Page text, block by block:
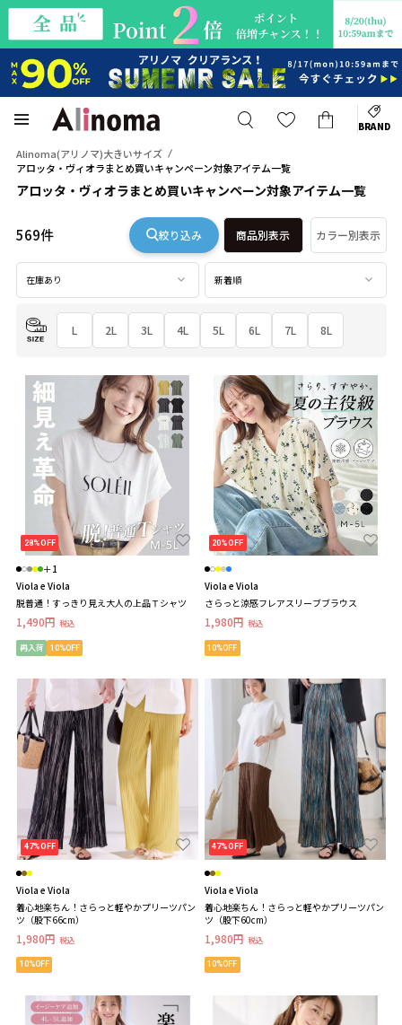
BRAND
Alinoma(アリノマ)大きいサイズ
アロッタ・ヴィオラまとめ買いキャンペーン対象アイテム一覧
アロッタ・ヴィオラまとめ買いキャンペーン対象アイテム一覧
569件 絞り込み 商品別表示 カラー別表示
在庫あり 新着順
L 2L 3L 4L 5L 6L 7L 8L
28%OFF
＋1
Viola e Viola
脱普通！すっきり見え大人の上品Ｔシャツ
1,490円 税込
再入荷 10%OFF
20%OFF
Viola e Viola
さらっと涼感フレアスリーブブラウス
1,980円 税込
10%OFF
47%OFF
Viola e Viola
着心地楽ちん！さらっと軽やかプリーツパン
ツ（股下66cm）
1,980円 税込
10%OFF
47%OFF
Viola e Viola
着心地楽ちん！さらっと軽やかプリーツパン
ツ（股下60cm）
1,980円 税込
10%OFF